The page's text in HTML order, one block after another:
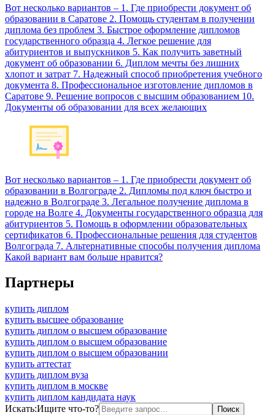
Вот несколько вариантов – 1. Где приобрести документ об
образовании в Саратове 2. Помощь студентам в получении
диплома без проблем 3. Быстрое оформление дипломов
государственного образца 4. Легкое решение для
абитуриентов и выпускников 5. Как получить заветный
документ об образовании 6. Диплом мечты без лишних
хлопот и затрат 7. Надежный способ приобретения учебного
документа 8. Профессиональное изготовление дипломов в
Саратове 9. Решение вопросов с высшим образованием 10.
Документы об образовании для всех желающих
Вот несколько вариантов – 1. Где приобрести документ об
образовании в Волгограде 2. Дипломы под ключ быстро и
надежно в Волгограде 3. Легальное получение диплома в
городе на Волге 4. Документы государственного образца для
абитуриентов 5. Помощь в оформлении образовательных
сертификатов 6. Профессиональные решения для студентов
Волгограда 7. Альтернативные способы получения диплома
Какой вариант вам больше нравится?
Партнеры
купить диплом
купить высшее образование
купить диплом о высшем образование
купить диплом о высшем образование
купить диплом о высшем образовании
купить аттестат
купить диплом вуза
купить диплом в москве
купить диплом кандидата наук
Искать:Ищите что-то?